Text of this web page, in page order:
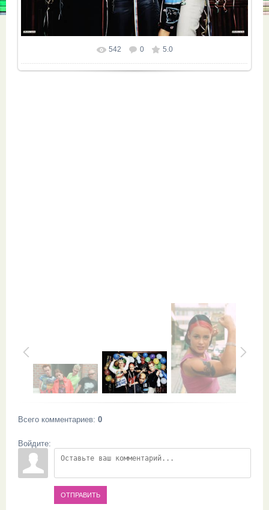
Размер фотографии: 2500x1897
542 0 5.0
Всего комментариев: 0
Войдите:
ОТПРАВИТЬ